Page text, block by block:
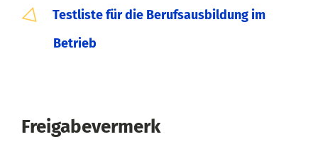
Testliste für die Berufsausbildung im
Betrieb
Freigabevermerk